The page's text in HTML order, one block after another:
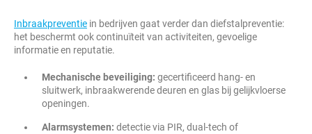
Inbraakpreventie in bedrijven gaat verder dan diefstalpreventie:
het beschermt ook continuïteit van activiteiten, gevoelige
informatie en reputatie.
Mechanische beveiliging: gecertificeerd hang- en
sluitwerk, inbraakwerende deuren en glas bij gelijkvloerse
openingen.
Alarmsystemen: detectie via PIR, dual-tech of